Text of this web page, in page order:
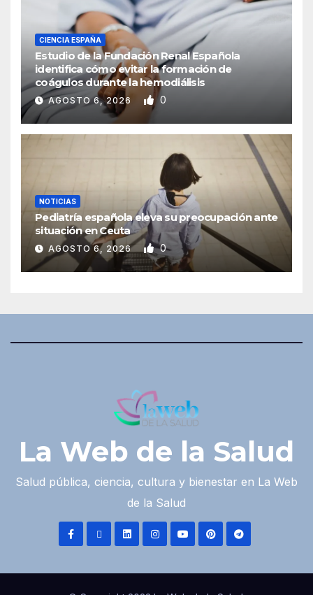
CIENCIA ESPAÑA
Estudio de la Fundación Renal Española
identifica cómo evitar la formación de
coágulos durante la hemodiálisis
AGOSTO 6, 2026 0
NOTICIAS
Pediatría española eleva su preocupación ante
situación en Ceuta
AGOSTO 6, 2026 0
La Web de la Salud
Salud pública, ciencia, cultura y bienestar en La Web
de la Salud